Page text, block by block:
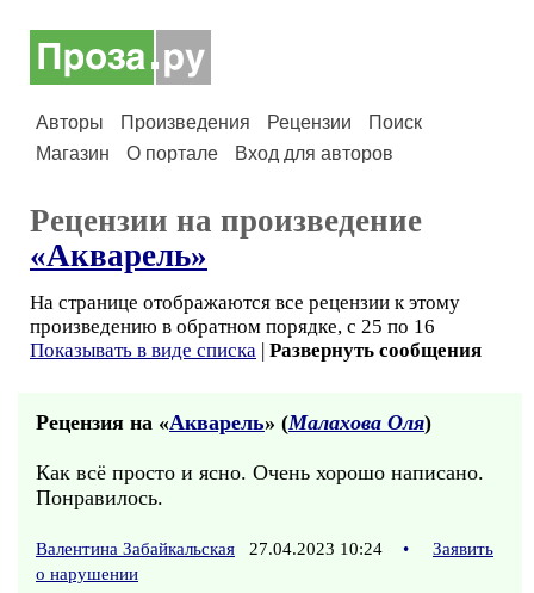
Авторы Произведения Рецензии
Поиск
Магазин
О портале Вход для авторов
Рецензии на произведение
«Акварель»
На странице отображаются все рецензии к этому
произведению в обратном порядке, с 25 по 16
Показывать в виде списка | Развернуть сообщения
Рецензия на «Акварель» (Малахова Оля)
Как всё просто и ясно. Очень хорошо написано.
Понравилось.
Валентина Забайкальская 27.04.2023 10:24 •
Заявить
о нарушении